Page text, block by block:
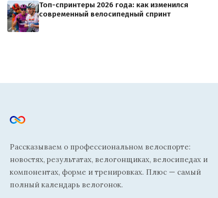
Топ-спринтеры 2026 года: как изменился
современный велосипедный спринт
Рассказываем о профессиональном велоспорте:
новостях, результатах, велогонщиках, велосипедах и
компонентах, форме и тренировках. Плюс — самый
полный календарь велогонок.